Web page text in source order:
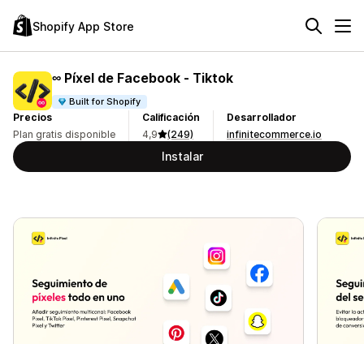
Shopify App Store
∞ Píxel de Facebook ‑ Tiktok
Built for Shopify
Precios
Plan gratis disponible
Calificación
4,9
(249)
Desarrollador
infinitecommerce.io
Instalar